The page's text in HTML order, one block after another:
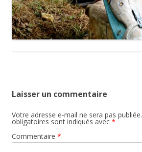
Laisser un commentaire
Votre adresse e-mail ne sera pas publiée.
obligatoires sont indiqués avec *
Commentaire *